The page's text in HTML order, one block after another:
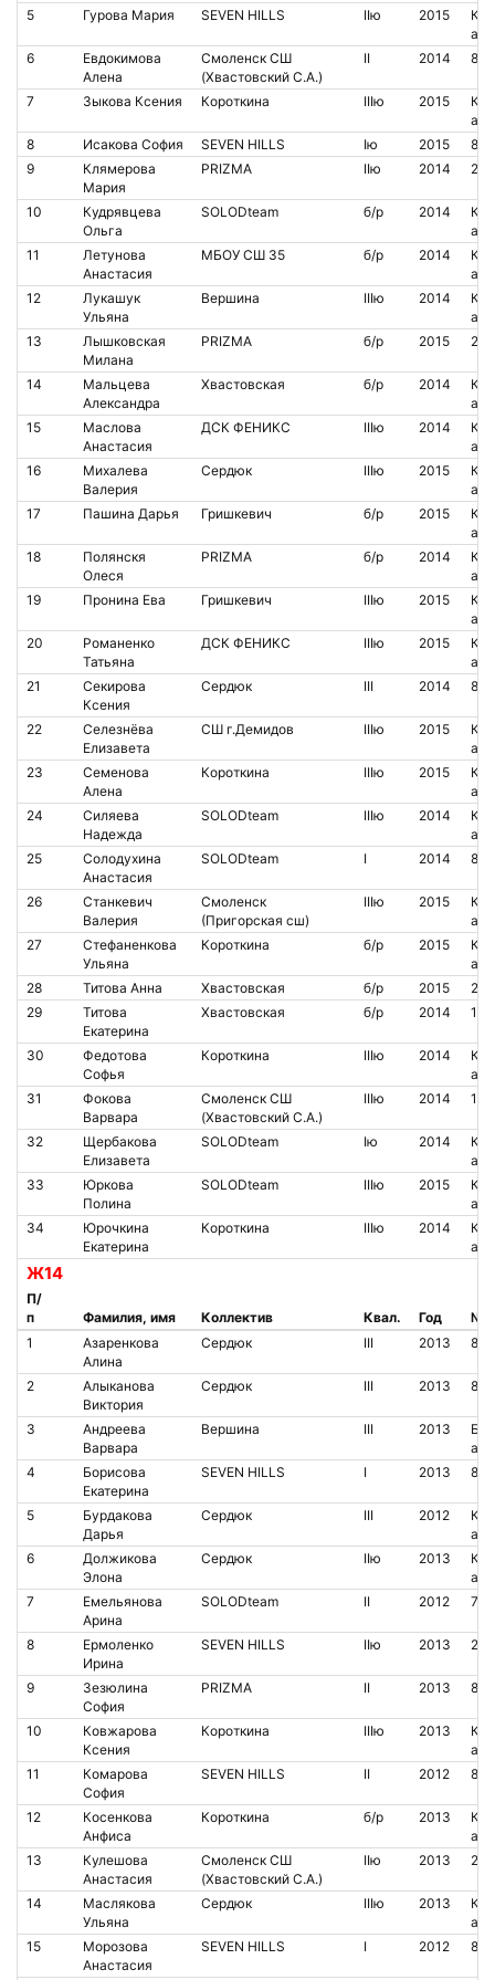
5 Гурова Мария SEVEN HILLS IIю 2015
6
Евдокимова
Алена
Смоленск СШ
(Хвастовский С.А.)
II 2014
7 Зыкова Ксения Короткина IIIю 2015
8
Исакова София SEVEN HILLS Iю 2015
9
Клямерова
Мария
PRIZMA IIю 2014
10
Кудрявцева
Ольга
SOLODteam б/р 2014
11
Летунова
Анастасия
МБОУ СШ 35 б/р 2014
12
Лукашук
Ульяна
Вершина IIIю 2014
13
Лышковская
Милана
PRIZMA б/р 2015
14
Мальцева
Александра
Хвастовская б/р 2014
15
Маслова
Анастасия
ДСК ФЕНИКС IIIю 2014
16
Михалева
Валерия
Сердюк IIIю 2015
17
Пашина Дарья Гришкевич б/р 2015
18
Полянскя
Олеся
PRIZMA б/р 2014
19
Пронина Ева Гришкевич IIIю 2015
20
Романенко
Татьяна
ДСК ФЕНИКС IIIю 2015
21
Секирова
Ксения
Сердюк III 2014
22
Селезнёва
Елизавета
СШ г.Демидов IIIю 2015
23
Семенова
Алена
Короткина IIIю 2015
24
Силяева
Надежда
SOLODteam IIIю 2014
25
Солодухина
Анастасия
SOLODteam I 2014
26
Станкевич
Валерия
Смоленск
(Пригорская сш)
IIIю 2015
27
Стефаненкова
Ульяна
Короткина б/р 2015
28
Титова Анна Хвастовская б/р 2015
29
Титова
Екатерина
Хвастовская б/р 2014
30
Федотова
Софья
Короткина IIIю 2014
31
Фокова
Варвара
Смоленск СШ
(Хвастовский С.А.)
IIIю 2014
32
Щербакова
Елизавета
SOLODteam Iю 2014
33
Юркова
Полина
SOLODteam IIIю 2015
34
Юрочкина
Екатерина
Короткина IIIю 2014
Ж14
П/
п
Фамилия, имя Коллектив Квал. Год
№
1
Азаренкова
Алина
Сердюк III 2013
2
Алыканова
Виктория
Сердюк III 2013
3
Андреева
Варвара
Вершина III 2013
4
Борисова
Екатерина
SEVEN HILLS I 2013
5
Бурдакова
Дарья
Сердюк III 2012
6
Должикова
Элона
Сердюк IIю 2013
7
Емельянова
Арина
SOLODteam II 2012
8
Ермоленко
Ирина
SEVEN HILLS IIю 2013
9
Зезюлина
София
PRIZMA II 2013
10
Ковжарова
Ксения
Короткина IIIю 2013
11
Комарова
София
SEVEN HILLS II 2012
12
Косенкова
Анфиса
Короткина б/р 2013
13
Кулешова
Анастасия
Смоленск СШ
(Хвастовский С.А.)
IIю 2013
14
Маслякова
Ульяна
Сердюк IIIю 2013
15
Морозова
Анастасия
SEVEN HILLS I 2012